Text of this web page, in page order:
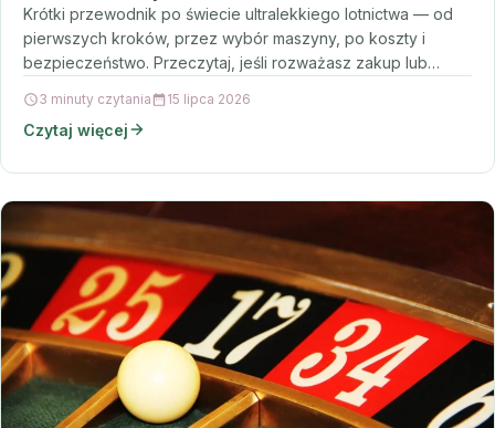
Krótki przewodnik po świecie ultralekkiego lotnictwa — od
pierwszych kroków, przez wybór maszyny, po koszty i
bezpieczeństwo. Przeczytaj, jeśli rozważasz zakup lub
3 minuty czytania 15 lipca 2026
Czytaj więcej